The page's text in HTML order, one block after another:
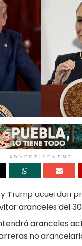
ADVERTISEMENT
Trump acuerdan
aranceles del
aranceles
no